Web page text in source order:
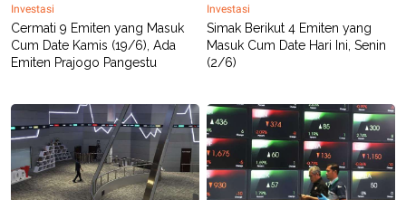
Investasi
Cermati 9 Emiten yang Masuk
Cum Date Kamis (19/6), Ada
Emiten Prajogo Pangestu
Investasi
Simak Berikut 4 Emiten yang
Masuk Cum Date Hari Ini, Senin
(2/6)